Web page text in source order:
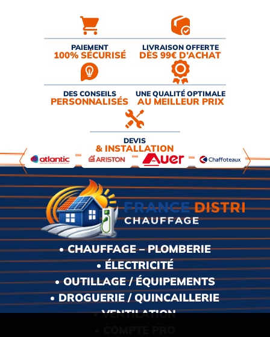
PAIEMENT
100% SÉCURISÉ
LIVRAISON OFFERTE
DÈS 99€ D’ACHAT
DES CONSEILS
PERSONNALISÉS
UNE QUALITÉ OPTIMALE
AU MEILLEUR PRIX
DEVIS
& INSTALLATION
CHAUFFAGE – PLOMBERIE
ÉLECTRICITÉ
OUTILLAGE / ÉQUIPEMENTS
DROGUERIE / QUINCAILLERIE
VENTILATION